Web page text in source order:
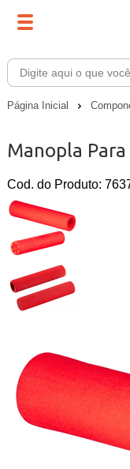
Página Inicial
Manopla
Cod. do Produto: